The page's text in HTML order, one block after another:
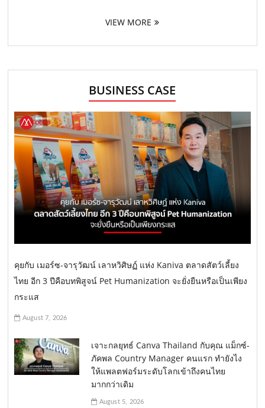
VIEW MORE
BUSINESS CASE
คุยกับ เมอร์ซ-จารุวัฒน์ เลาหวิศิษฏ์ แห่ง Kaniva ตลาดสัตว์เลี้ยง
ไทย อีก 3 ปีคือบทพิสูจน์ Pet Humanization จะยั่งยืนหรือเป็นเพียง
กระแส
August 7, 2026
เจาะกลยุทธ์ Canva Thailand กับคุณ แม็กซ์-
ภัคพล Country Manager คนแรก ทำยังไง
ให้แพลตฟอร์มระดับโลกเข้าถึงคนไทย
มากกว่าเดิม
August 5, 2026